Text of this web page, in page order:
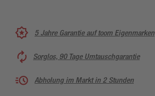
5 Jahre Garantie auf toom Eigenmarken
Sorglos, 90 Tage Umtauschgarantie
Abholung im Markt in 2 Stunden